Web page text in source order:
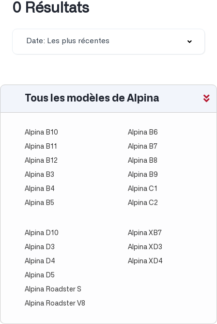
0 Résultats
Date: Les plus récentes
Tous les modèles de Alpina
Alpina B10
Alpina B11
Alpina B12
Alpina B3
Alpina B4
Alpina B5
Alpina B6
Alpina B7
Alpina B8
Alpina B9
Alpina C1
Alpina C2
Alpina D10
Alpina D3
Alpina D4
Alpina D5
Alpina Roadster S
Alpina Roadster V8
Alpina XB7
Alpina XD3
Alpina XD4